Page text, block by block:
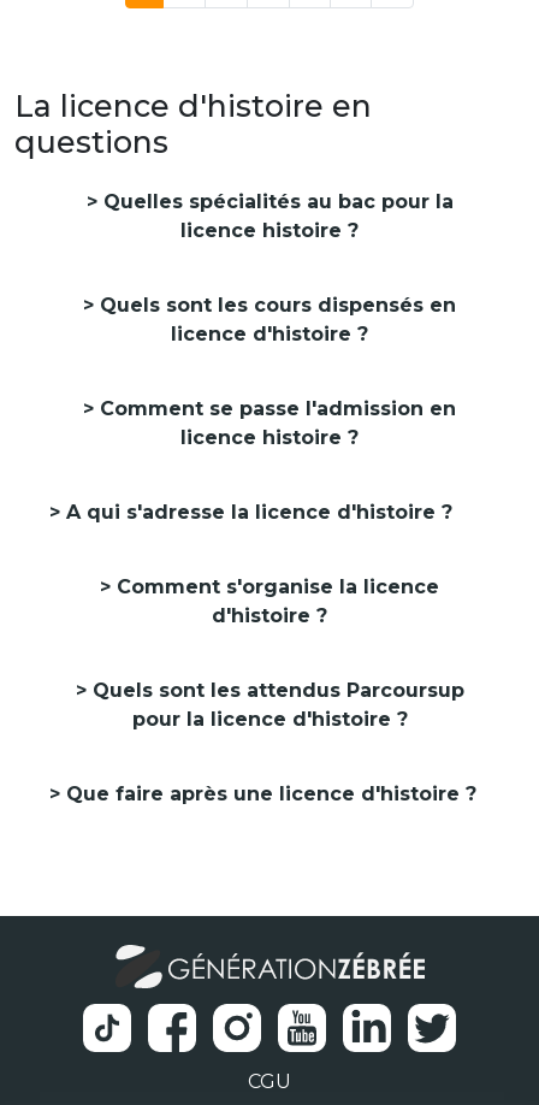
La licence d'histoire en
questions
Quelles spécialités au bac pour la
licence histoire ?
licence d'histoire ?
licence histoire ?
A qui s'adresse la licence d'histoire ?
d'histoire ?
Quels sont les attendus Parcoursup
pour la licence d'histoire ?
Que faire après une licence d'histoire ?
CGU